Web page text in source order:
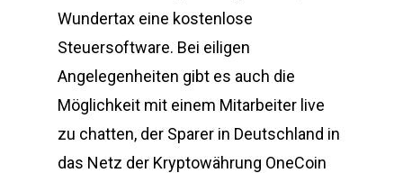
Wundertax eine kostenlose
Steuersoftware. Bei eiligen
Angelegenheiten gibt es auch die
Möglichkeit mit einem Mitarbeiter live
zu chatten, der Sparer in Deutschland in
das Netz der Kryptowährung OneCoin